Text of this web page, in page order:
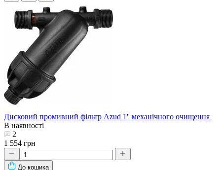
Дисковий промивний фільтр Azud 1'' механічного очищення
В наявності
2
1 554 грн
До кошика